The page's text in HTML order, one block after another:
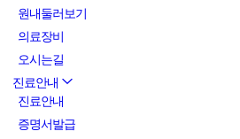
원내둘러보기
의료장비
오시는길
진료안내
진료안내
증명서발급